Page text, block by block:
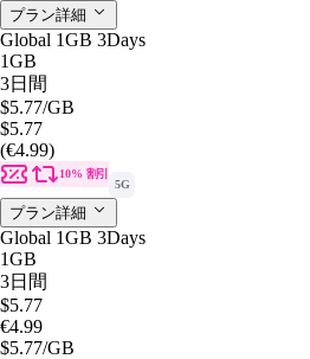
プラン詳細
Global 1GB 3Days
1GB
3日間
$5.77/GB
$5.77
(€4.99)
10% 割引
5G
プラン詳細
Global 1GB 3Days
1GB
3日間
$5.77
€4.99
$5.77/GB